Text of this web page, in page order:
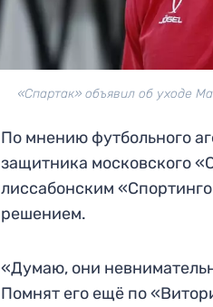
«Спартак» объявил об уходе
По мнению футбольного
защитника московского
лиссабонским
решением.
«Думаю, они
Помнят его ещё по